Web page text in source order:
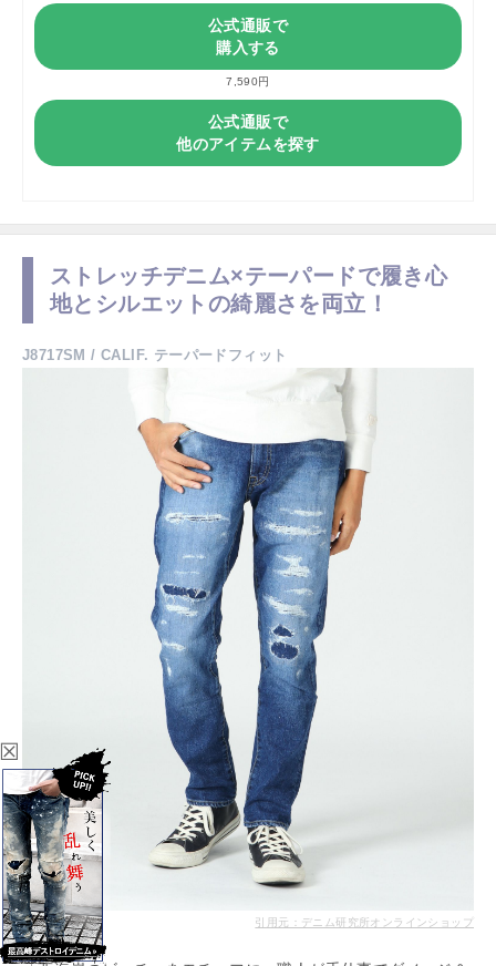
☒
公式通販で
購入する
7,590円
公式通販で
他のアイテムを探す
ストレッチデニム×テーパードで履き心
地とシルエットの綺麗さを両立！
J8717SM / CALIF. テーパードフィット
引用元：デニム研究所オンラインショップ